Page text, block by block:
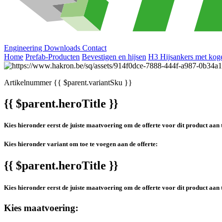
Engineering Downloads Contact
Home Prefab-Producten Bevestigen en hijsen H3 Hijsankers met
Artikelnummer{{ $parent.variantSku }}
{{ $parent.heroTitle }}
Kies hieronder eerst de juiste maatvoering om de offerte voor dit product aan
Kies hieronder variant om toe te voegen aan de offerte:
{{ $parent.heroTitle }}
Kies hieronder eerst de juiste maatvoering om de offerte voor dit product aan
Kies maatvoering: